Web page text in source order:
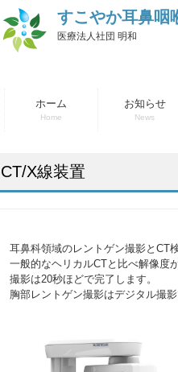
すこやか耳鼻咽
医療法人社団 明和
ホーム
Home
お知らせ
News
CT/X線装置
耳鼻科領域のレントゲン撮影とCT
一般的なヘリカルCTと比べ解像度
撮影は20秒ほどで完了します。
胸部レントゲン撮影はデジタル撮